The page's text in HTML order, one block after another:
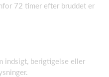
72 timer efter bruddet er
indsigt, berigtigelse eller